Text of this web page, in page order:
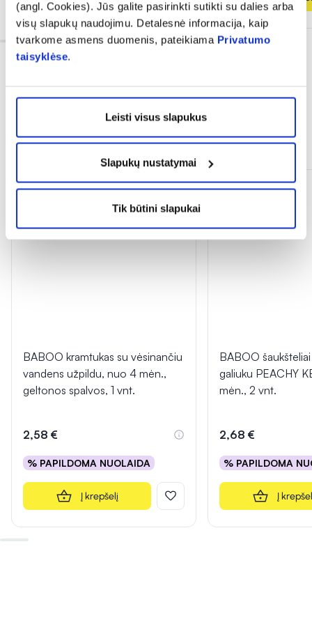
(angl. Cookies). Jūs galite pasirinkti sutikti su dalies arba
visų slapukų naudojimu. Detalesnė informacija, kaip
tvarkome asmens duomenis, pateikiama Privatumo
taisyklėse.
Leisti visus slapukus
Slapukų nustatymai
Tik būtini slapukai
Dažnai perkama kartu
Tik internete
BABOO kramtukas su vėsinančiu
vandens užpildu, nuo 4 mėn.,
geltonos spalvos, 1 vnt.
2,58 €
% PAPILDOMA NUOLAIDA
Į krepšelį
Tik internete
BABOO
galiuku PEACHY
mėn., 2 vnt.
2,68 €
% PAPILDOMA
Į